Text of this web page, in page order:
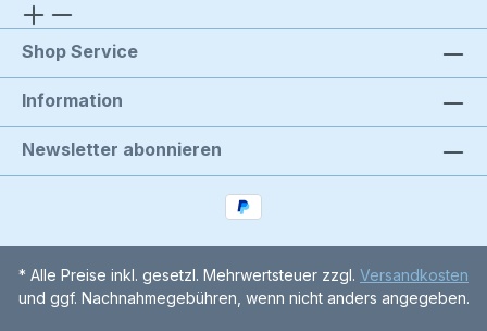
Shop Service
Information
Newsletter abonnieren
* Alle Preise inkl. gesetzl. Mehrwertsteuer zzgl. Versandkosten
und ggf. Nachnahmegebühren, wenn nicht anders angegeben.